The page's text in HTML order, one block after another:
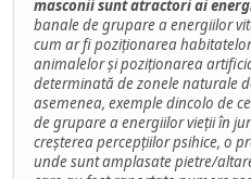
masconii sunt atractori ai
banale de grupare a energiilor
cum ar fi poziționarea
animalelor și poziționarea
determinată de zonele naturale
asemenea, exemple dincolo de
de grupare a energiilor vieții în
creșterea percepțiilor psihice, o
unde sunt amplasate pietre/